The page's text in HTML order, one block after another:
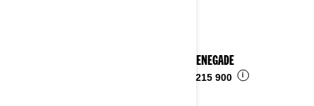
2025 RENEGADE
kr 215 900 i